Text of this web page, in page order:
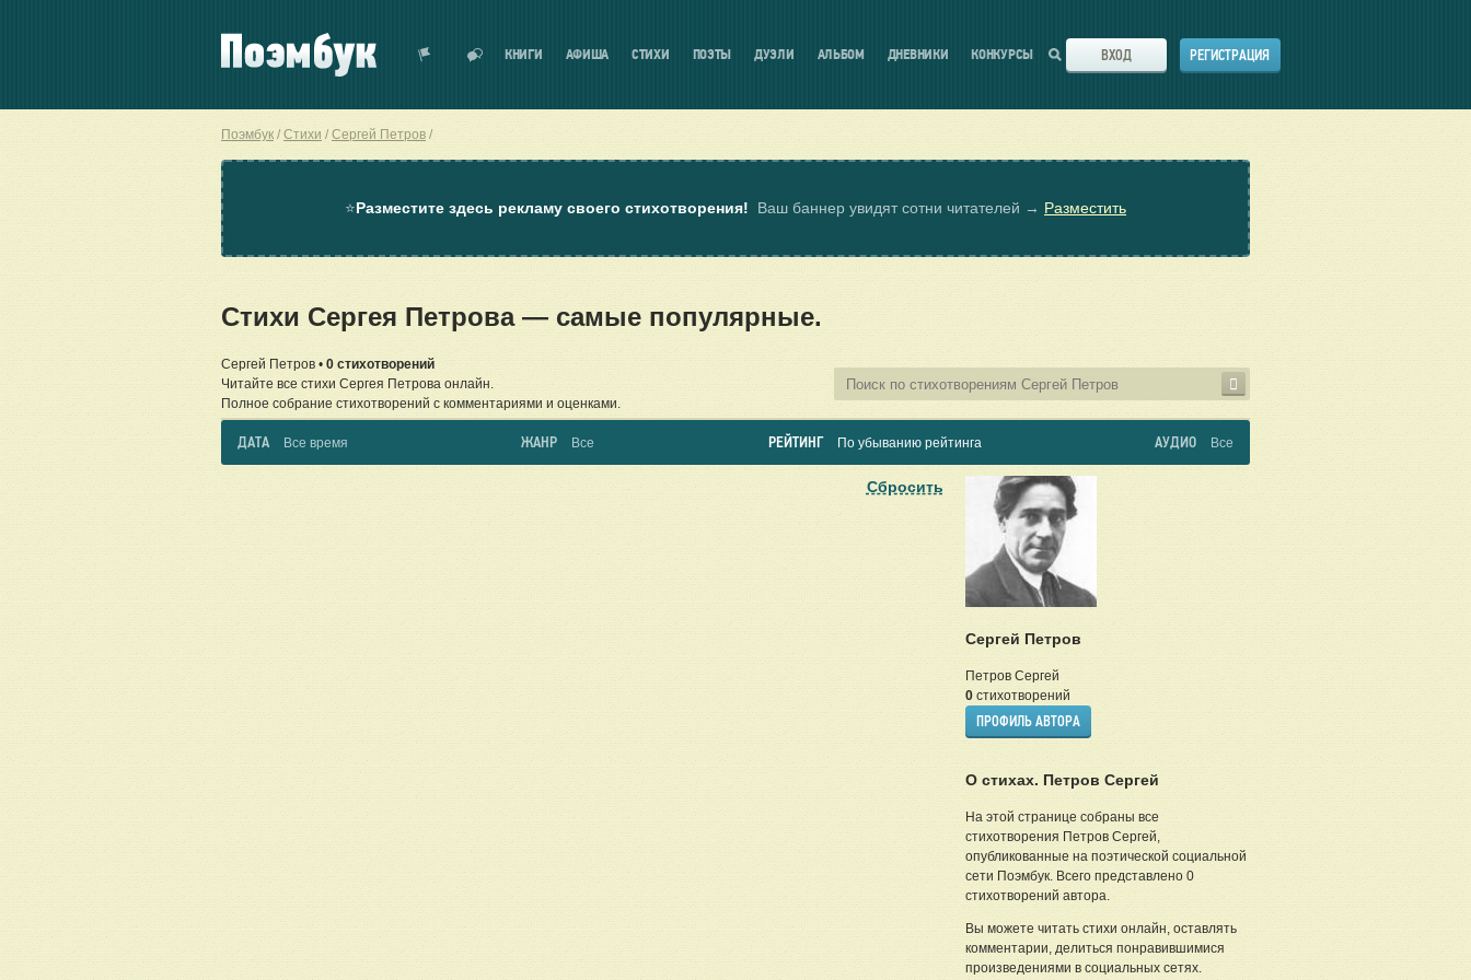
КНИГИ АФИША СТИХИ ПОЭТЫ ДУЭЛИ АЛЬБОМ ДНЕВНИКИ КОНКУРСЫ ВХОД РЕГИСТРАЦИЯ
Поэмбук Стихи Сергей Петров
⭐Разместите здесь рекламу своего стихотворения! Ваш баннер увидят сотни читателей → Разместить
Стихи Сергея Петрова — самые популярные.
Сергей Петров • 0 стихотворений
Читайте все стихи Сергея Петрова онлайн.
Полное собрание стихотворений с комментариями и оценками.
ДАТА Все время ЖАНР Все РЕЙТИНГ По убыванию рейтинга АУДИО Все
Сбросить
Сергей Петров
Петров Сергей
0стихотворений
ПРОФИЛЬ АВТОРА
О стихах. Петров Сергей
На этой странице собраны все
стихотворения Петров Сергей,
опубликованные на поэтической социальной
сети Поэмбук. Всего представлено 0
стихотворений автора.
Вы можете читать стихи онлайн, оставлять
комментарии, делиться понравившимися
произведениями в социальных сетях.